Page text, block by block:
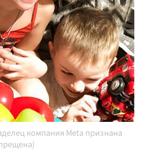
компания Meta признана